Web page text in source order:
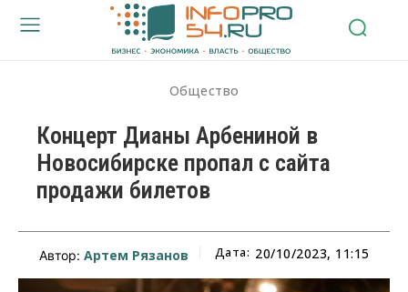
Общество
Концерт Дианы Арбениной в
Новосибирске пропал с сайта
продажи билетов
Автор: Артем Рязанов Дата: 20/10/2023, 11:15